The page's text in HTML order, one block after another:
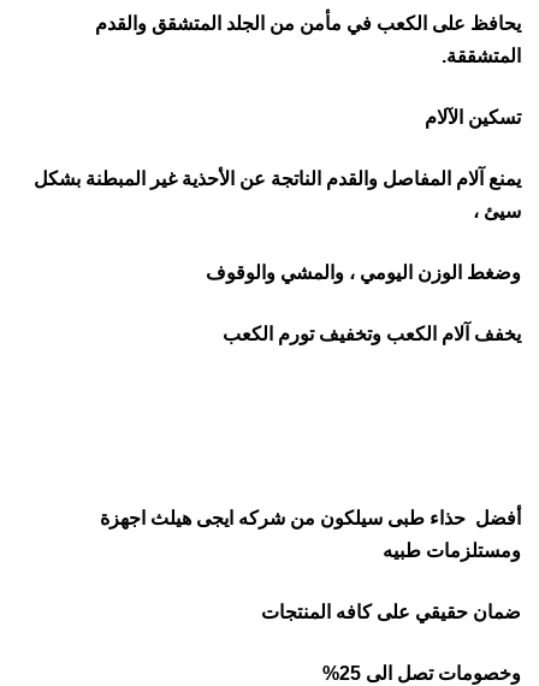
يحافظ على الكعب في مأمن من الجلد المتشقق والقدم
المتشققة.
تسكين الآلام
يمنع آلام المفاصل والقدم الناتجة عن الأحذية غير المبطنة بشكل
سيئ ،
وضغط الوزن اليومي ، والمشي والوقوف
يخفف آلام الكعب وتخفيف تورم الكعب
أفضل حذاء طبى سيلكون من شركه ايجى هيلث اجهزة
ومستلزمات طبيه
ضمان حقيقي على كافه المنتجات
وخصومات تصل الى 25%